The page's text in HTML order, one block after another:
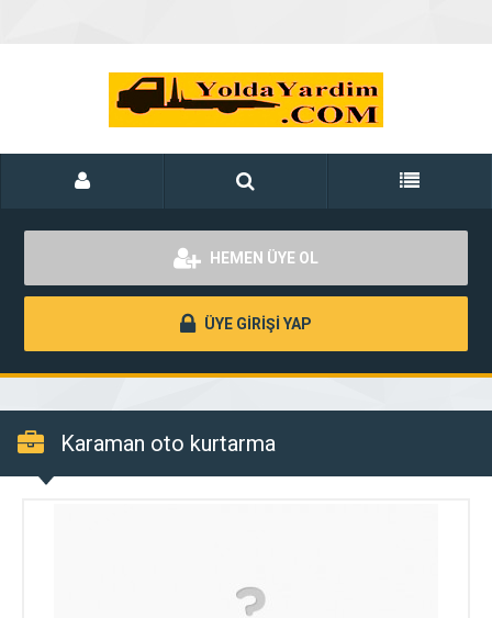
HEMEN ÜYE OL
ÜYE GİRİŞİ YAP
Karaman oto kurtarma